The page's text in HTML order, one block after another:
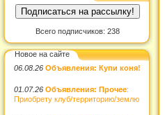
Всего подписчиков: 238
Новое на сайте
06.08.26 Объявления: Купи коня!
01.07.26 Объявления: Прочее:
Приобрету клуб/территорию/землю